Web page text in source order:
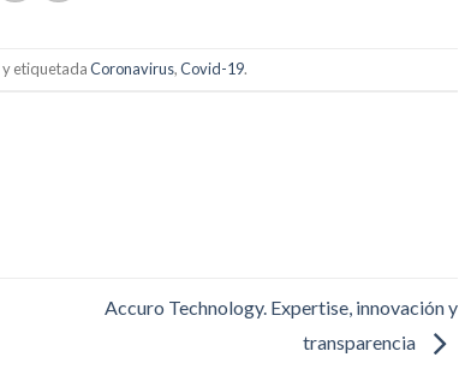
y etiquetadaCoronavirus,Covid-19.
Accuro Technology. Expertise, innovación y
transparencia